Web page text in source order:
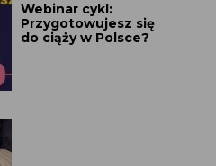
Webinar cykl:
Przygotowujesz się
do ciąży w Polsce?